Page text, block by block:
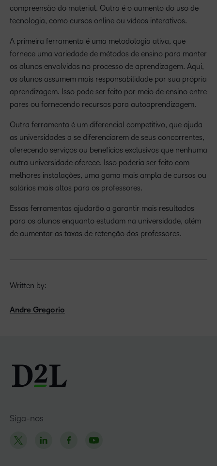
compreensão do material. Outra é o aumento do uso de
tecnologia, como cursos online ou vídeos interativos.
A primeira ferramenta é uma metodologia ativa, que
fornece uma variedade de métodos de ensino para manter
os alunos envolvidos no processo de aprendizagem. Aqui,
os alunos assumem mais responsabilidade por sua própria
aprendizagem. Isso pode ser feito por meio de ensino entre
pares ou fornecendo recursos para autoaprendizagem.
Outra ferramenta é um diferencial competitivo, que ajuda
as universidades a se diferenciarem de seus concorrentes,
oferecendo serviços ou benefícios exclusivos que nenhuma
outra universidade oferece. Isso poderia ser feito com
melhores instalações, uma gama mais ampla de cursos ou
salários mais altos para os professores.
Essas ferramentas ajudarão a garantir mais resultados
para os alunos enquanto estudam na universidade, além
de aumentar as taxas de retenção dos professores.
Written by:
Andre Gregorio
Siga-nos